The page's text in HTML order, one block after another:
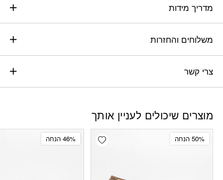
מדריך מידות
משלוחים והחזרות
צרי קשר
מוצרים שיכולים לעניין אותך
Add wishlist 50% הנחה 46% הנחה